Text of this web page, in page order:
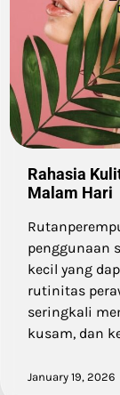
Rahasia
Malam Hari
penggunaan
kecil yang
rutinitas
seringkali
kusam, dan
January 19, 2026